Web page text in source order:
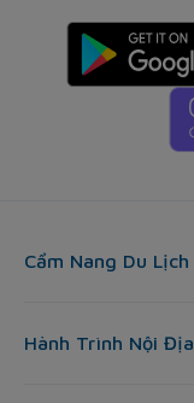
Cẩm Nang Du Lịch
Hành Trình Nội Địa